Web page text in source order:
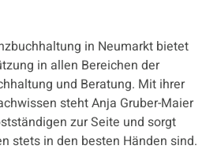
in Neumarkt bietet
in allen Bereichen der
und Beratung. Mit ihrer
steht Anja Gruber-Maier
zur Seite und sorgt
stets in den besten Händen sind.